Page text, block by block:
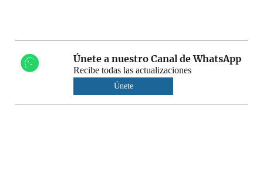
Únete a nuestro Canal de WhatsApp
Recibe todas las actualizaciones
Únete